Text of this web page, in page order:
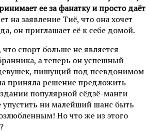
ее за фанатку и просто даёт
на заявление Тиё, что она хочет
он приглашает её к себе домой.
спорт больше не является
а теперь он успешный
пишущий под псевдонимом
приняла решение предложить
популярной сёдзё-манги
упустить ни малейший шанс быть
Но что же из этого